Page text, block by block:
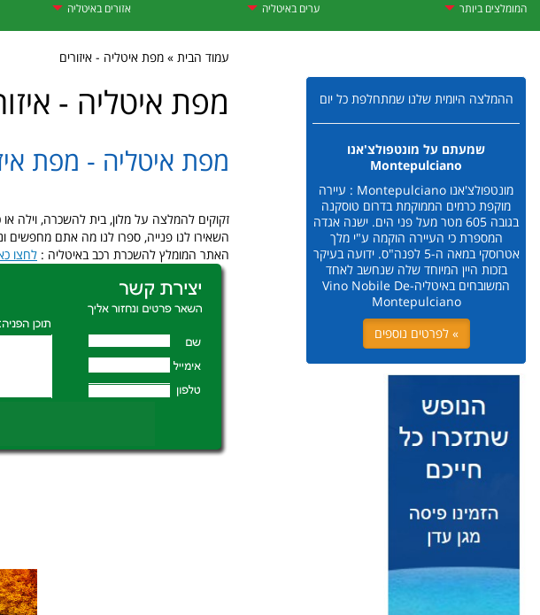
המומלצים ביותר ערים באיטליה אזורים באיטליה
עמוד הבית » מפת איטליה - איזורים
ההמלצה היומית שלנו שמתחלפת כל יום
שמעתם על מונטפולצ'אנו
Montepulciano
מונטפולצ'אנו Montepulciano : עיירה
מוקפת כרמים הממוקמת בדרום טוסקנה
בגובה 605 מטר מעל פני הים. ישנה אגדה
המספרת כי העיירה הוקמה ע"י מלך
אטרוסקי במאה ה-5 לפנה"ס. ידועה בעיקר
בזכות היין המיוחד שלה שנחשב לאחד
המשובחים באיטליה-Vino Nobile De
Montepulciano
» לפרטים נוספים
מפת איטליה -
מפת איטליה - מפת
זקוקים להמלצה על מלון, בית להשכרה, וילה
השאירו לנו פנייה, ספרו לנו מה אתם
האתר המומלץ להשכרת רכב באיטליה : לחצו